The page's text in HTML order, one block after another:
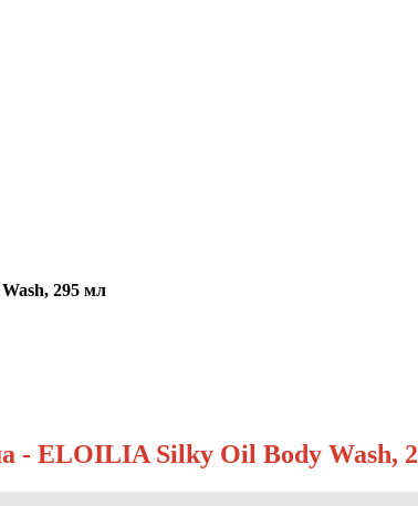
295 мл
ELOILIA Silky Oil Body Wash,